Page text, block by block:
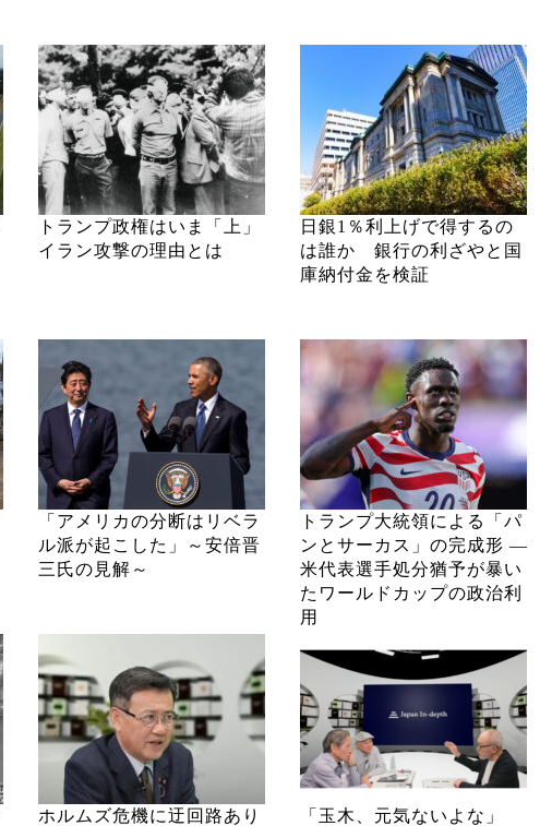
トランプ政権はいま「上」
イラン攻撃の理由とは
日銀1％利上げで得するの
は誰か 銀行の利ざやと国
庫納付金を検証
「アメリカの分断はリベラ
ル派が起こした」～安倍晋
三氏の見解～
トランプ大統領による「パ
ンとサーカス」の完成形 ―
米代表選手処分猶予が暴い
たワールドカップの政治利
用
ホルムズ危機に迂回路あり
「玉木、元気ないよな」